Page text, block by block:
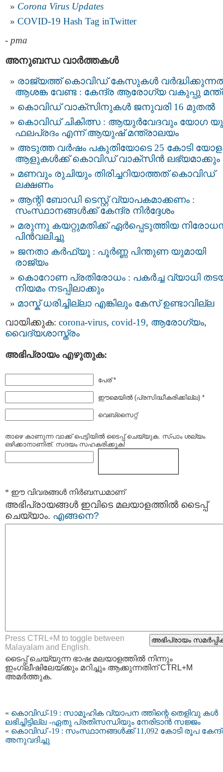
Corona Virus Updates
COVID-19 Hash Tag inTwitter
- pma
അനുബന്ധ വാര്‍ത്തകള്‍
രാജ്യത്ത് കൊവിഡ് കേസുകള്‍
ആശങ്ക വേണ്ട : കേന്ദ്ര ആരോഗ്യ വകുപ്പു
കൊവിഡ് വാക്സിനുകള്‍ ജനുവരി 16 മുതല്‍
കൊവിഡ് ചികിത്സ : ആയുര്‍വേദവും യോഗ
ഫലപ്രദം എന്ന് ആയുഷ് മന്ത്രാലയം
അടുത്ത വര്‍ഷം പകുതിയോടെ 25 കോടി
ആളുകള്‍ക്ക് കൊവിഡ് വാക്‌സിന്‍ ലഭ്യമാക്കും
മണവും രുചിയും തിരിച്ചറിയാത്തത് കൊവിഡ്
ലക്ഷണം
ആന്റി ബോഡി ടെസ്റ്റ് വ്യാപകമാക്കണം :
സംസ്ഥാനങ്ങള്‍ക്ക് കേന്ദ്ര നിര്‍ദ്ദേശം
മരുന്നു കയറ്റുമതിക്ക് ഏർപ്പെടുത്തിയ
പിന്‍വലിച്ചു
ജനതാ കര്‍ഫ്യൂ : പൂര്‍ണ്ണ പിന്തുണ യുമായി
രാജ്യം
കൊറോണ പ്രതിരോധം : പകര്‍ച്ച വ്യാധി
നിയമം നടപ്പിലാക്കും
മാസ്ക് ധരിച്ചില്ലാ എങ്കിലും കേസ് ഉണ്ടാവില്ല
വായിക്കുക: corona-virus, covid-19, ആരോഗ്യം,
വൈദ്യശാസ്ത്രം
അഭിപ്രായം എഴുതുക:
പേര് *
ഈമെയില്‍ (പ്രസിദ്ധീകരിക്കില്ല) *
വെബ്സൈറ്റ്
താഴെ കാണുന്ന വാക്ക് പെട്ടിയില്‍ ടൈപ്പ്‌ ചെയ്യുക. സ്പാം ശല്യം
ഒഴിക്കാനാണിത്. സദയം സഹകരിക്കുക!
* ഈ വിവരങ്ങള്‍ നിര്‍ബന്ധമാണ്
അഭിപ്രായങ്ങള്‍ ഇവിടെ മലയാളത്തില്‍ ടൈപ്പ്
ചെയ്യാം. എങ്ങനെ?
Press CTRL+M to toggle between
Malayalam and English.
ടൈപ്പ്‌ ചെയ്യുന്ന ഭാഷ മലയാളത്തില്‍ നിന്നും
ഇംഗ്ലീഷിലേയ്ക്കും മറിച്ചും ആക്കുന്നതിന് CTRL+M
അമര്‍ത്തുക.
« കൊവിഡ്-19 : സാമൂഹിക വ്യാപന ത്തിന്റെ തെളിവു കൾ
ലഭിച്ചിട്ടില്ല -ഏതു പ്രതിസന്ധിയും നേരിടാൻ സജ്ജം
« കൊവിഡ് -19 : സംസ്ഥാനങ്ങള്‍ക്ക് 11,092 കോടി രൂപ
അനുവദിച്ചു